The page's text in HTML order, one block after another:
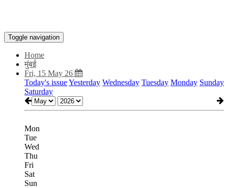
Toggle navigation
Home
मुंबई
Fri, 15 May 26
Today's issueYesterday Wednesday Tuesday Monday Sunday
Saturday
Mon
Tue
Wed
Thu
Fri
Sat
Sun